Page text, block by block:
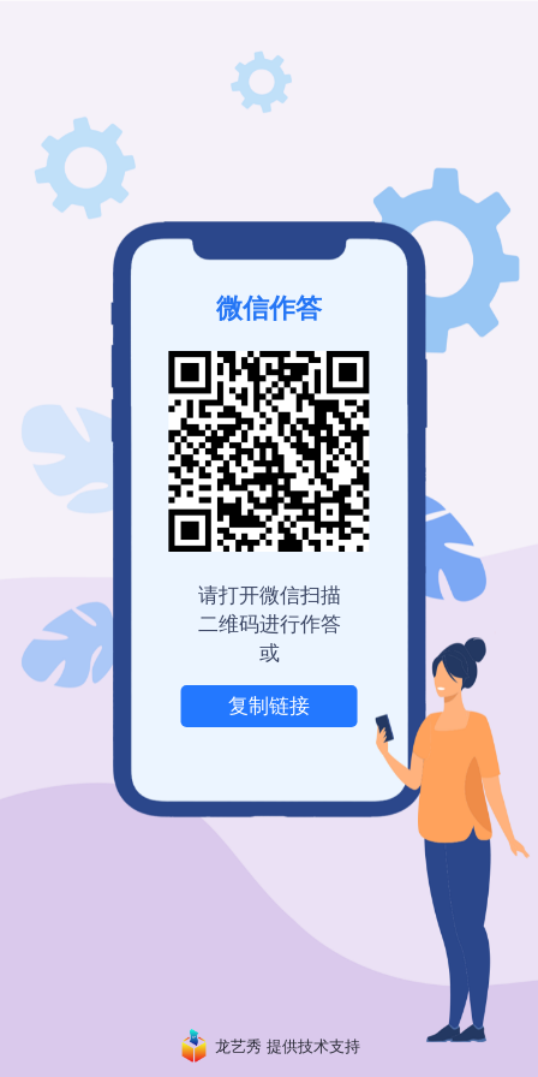
登录查看历史记录 我也要免费创建
粤ICP备19150304号
举报
微信作答
请打开微信扫描
二维码进行作答
或
复制链接
龙艺秀 提供技术支持